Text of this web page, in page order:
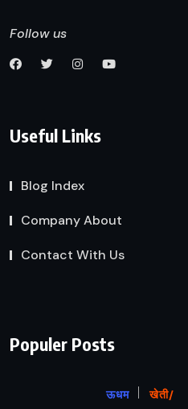
Follow us
Useful Links
Blog Index
Company About
Contact With Us
Populer Posts
ऊधम
खेती/